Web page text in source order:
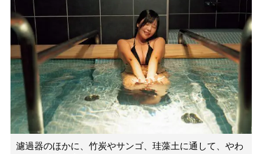
濾過器のほかに、竹炭やサンゴ、珪藻土に通して、やわ